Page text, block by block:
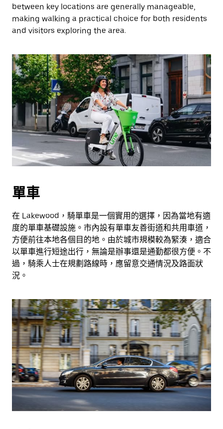
between key locations are generally manageable,
making walking a practical choice for both residents
and visitors exploring the area.
單車
在 Lakewood，騎單車是一個實用的選擇，因為當地有適
度的單車基礎設施。市內設有單車友善街道和共用車道，
方便前往本地各個目的地。由於城市規模較為緊湊，適合
以單車進行短途出行，無論是辦事還是通勤都很方便。不
過，騎乘人士在規劃路線時，應留意交通情況及路面狀
況。